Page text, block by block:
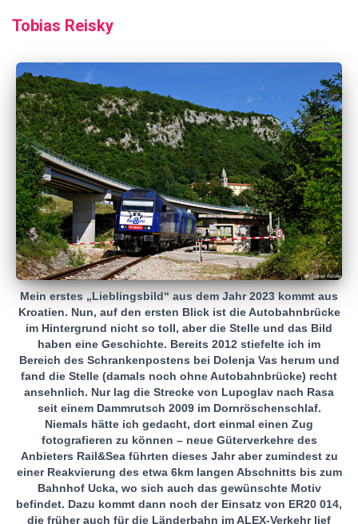
Tobias Reisky
Mein erstes „Lieblingsbild“ aus dem Jahr 2023 kommt aus
Kroatien. Nun, auf den ersten Blick ist die Autobahnbrücke
im Hintergrund nicht so toll, aber die Stelle und das Bild
haben eine Geschichte. Bereits 2012 stiefelte ich im
Bereich des Schrankenpostens bei Dolenja Vas herum und
fand die Stelle (damals noch ohne Autobahnbrücke) recht
ansehnlich. Nur lag die Strecke von Lupoglav nach Rasa
seit einem Dammrutsch 2009 im Dornröschenschlaf.
Niemals hätte ich gedacht, dort einmal einen Zug
fotografieren zu können – neue Güterverkehre des
Anbieters Rail&Sea führten dieses Jahr aber zumindest zu
einer Reakvierung des etwa 6km langen Abschnitts bis zum
Bahnhof Ucka, wo sich auch das gewünschte Motiv
befindet. Dazu kommt dann noch der Einsatz von ER20 014,
die früher auch für die Länderbahn im ALEX-Verkehr lief